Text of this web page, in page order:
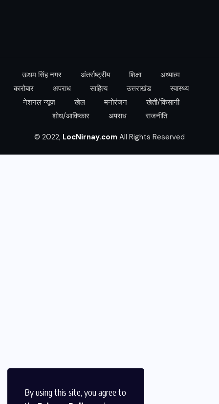
By using this site, you agree to
ऊधम सिंह नगर अंतर्राष्ट्रीय शिक्षा
अध्यात्म
कारोबार
अपराध साहित्य उत्तराखंड
स्वास्थ्य
नेशनल न्यूज़
खेल मनोरंजन
खेती/किसानी
शोध/आविष्कार
अपराध राजनीति
© 2022, LocNirnay.com All Rights Reserved